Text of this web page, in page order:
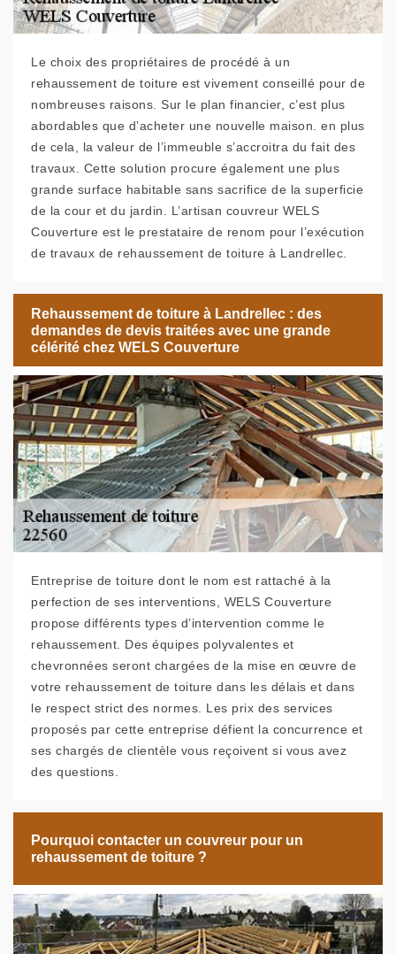
Le choix des propriétaires de procédé à un
rehaussement de toiture est vivement conseillé pour de
nombreuses raisons. Sur le plan financier, c’est plus
abordables que d’acheter une nouvelle maison. en plus
de cela, la valeur de l’immeuble s’accroitra du fait des
travaux. Cette solution procure également une plus
grande surface habitable sans sacrifice de la superficie
de la cour et du jardin. L’artisan couvreur WELS
Couverture est le prestataire de renom pour l’exécution
de travaux de rehaussement de toiture à Landrellec.
Rehaussement de toiture à Landrellec : des
demandes de devis traitées avec une grande
célérité chez WELS Couverture
Entreprise de toiture dont le nom est rattaché à la
perfection de ses interventions, WELS Couverture
propose différents types d’intervention comme le
rehaussement. Des équipes polyvalentes et
chevronnées seront chargées de la mise en œuvre de
votre rehaussement de toiture dans les délais et dans
le respect strict des normes. Les prix des services
proposés par cette entreprise défient la concurrence et
ses chargés de clientèle vous reçoivent si vous avez
des questions.
Pourquoi contacter un couvreur pour un
rehaussement de toiture ?